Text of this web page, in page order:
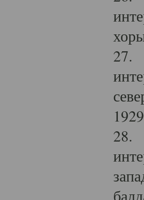
27.
28.